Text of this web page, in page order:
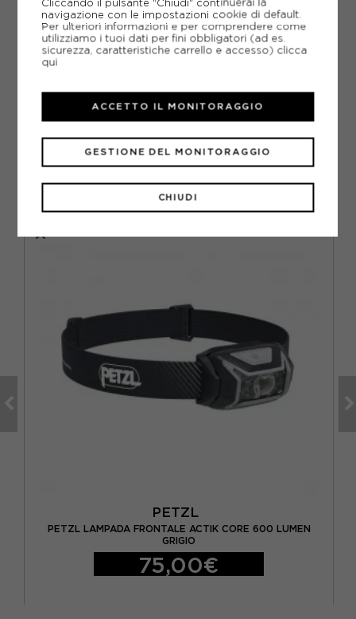
METODI DI PAGAMENTO
SCHEDA TECNICA
GUIDA ALLE TAGLIE
CONSIGLIATI DA NOI
PETZL
PETZL LAMPADA FRONTALE ACTIK CORE 600 LUMEN
GRIGIO
75,00€
navigazione con le impostazioni cookie di default.
Per ulteriori informazioni e per comprendere come
utilizziamo i tuoi dati per fini obbligatori (ad es.
sicurezza, caratteristiche carrello e accesso) clicca
qui
CHIUDI
GESTIONE DEL MONITORAGGIO
ACCETTO IL MONITORAGGIO